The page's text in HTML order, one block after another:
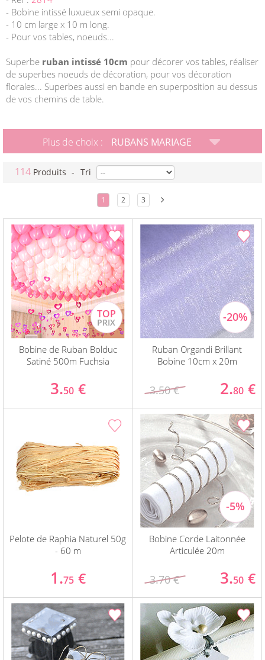
- Bobine intissé luxueux semi opaque.
- 10 cm large x 10 m long.
- Pour vos tables, noeuds...
Superbe ruban intissé 10cm pour décorer vos tables, réaliser
de superbes noeuds de décoration, pour vos décoration
florales... Superbes aussi en bande en superposition au dessus
de vos chemins de table.
Plus de choix : RUBANS MARIAGE
114 Produits - Tri
1 2 3
Bobine de Ruban Bolduc
Satiné 500m Fuchsia
3.50 €
Ruban Organdi Brillant
Bobine 10cm x 20m
3.50 € 2.80 €
Pelote de Raphia Naturel 50g
- 60 m
1.75 €
Bobine Corde Laitonnée
Articulée 20m
3.70 € 3.50 €